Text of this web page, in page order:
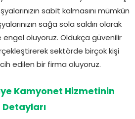
sabit kalmasını mümkün
sağa sola saldırı olarak
oluyoruz. Oldukça güvenilir
sektörde birçok kişi
edilen bir firma oluyoruz.
Kamyonet Hizmetinin
Detayları